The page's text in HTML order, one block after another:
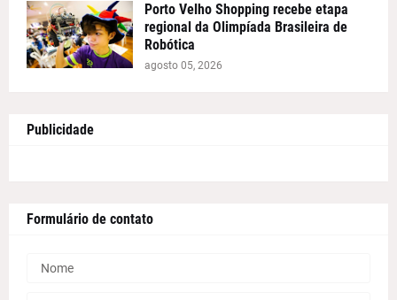
Porto Velho Shopping recebe etapa
regional da Olimpíada Brasileira de
Robótica
agosto 05, 2026
Publicidade
Formulário de contato